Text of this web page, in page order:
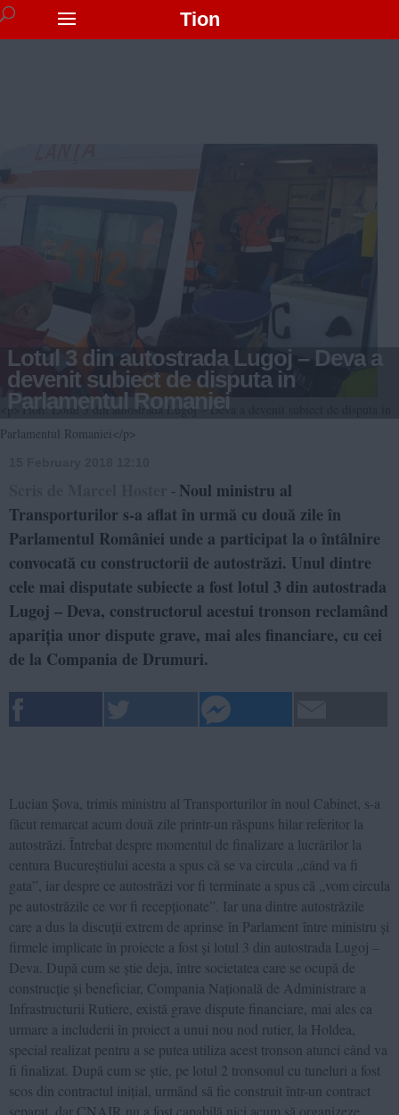
Tion
Lotul 3 din autostrada Lugoj – Deva a
devenit subiect de disputa in
Parlamentul Romaniei
<p>Tion: Lotul 3 din autostrada Lugoj – Deva a devenit subiect de disputa in
Parlamentul Romaniei</p>
- Noul ministru al
Transporturilor s-a aflat în urmă cu două zile în
Parlamentul României unde a participat la o întâlnire
convocată cu constructorii de autostrăzi. Unul dintre
cele mai disputate subiecte a fost lotul 3 din autostrada
Lugoj – Deva, constructorul acestui tronson reclamând
apariția unor dispute grave, mai ales financiare, cu cei
de la Compania de Drumuri.
Lucian Șova, trimis ministru al Transporturilor în noul Cabinet, s-a
făcut remarcat acum două zile printr-un răspuns hilar referitor la
autostrăzi. Întrebat despre momentul de finalizare a lucrărilor la
centura Bucureștiului acesta a spus că se va circula „când va fi
gata”, iar despre ce autostrăzi vor fi terminate a spus că „vom circula
pe autostrăzile ce vor fi recepționate”. Iar una dintre autostrăzile
care a dus la discuții extrem de aprinse în Parlament între ministru și
firmele implicate în proiecte a fost și lotul 3 din autostrada Lugoj –
Deva. După cum se știe deja, între societatea care se ocupă de
construcție și beneficiar, Compania Națională de Administrare a
Infrastructurii Rutiere, există grave dispute financiare, mai ales ca
urmare a includerii în proiect a unui nou nod rutier, la Holdea,
special realizat pentru a se putea utiliza acest tronson atunci când va
fi finalizat. După cum se știe, pe lotul 2 tronsonul cu tuneluri a fost
scos din contractul inițial, urmând să fie construit într-un contract
separat, dar CNAIR nu a fost capabilă nici acum să organizeze